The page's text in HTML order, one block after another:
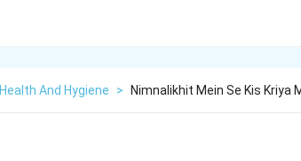
Health And Hygiene > Nimnalikhit Mein Se Kis Kriya